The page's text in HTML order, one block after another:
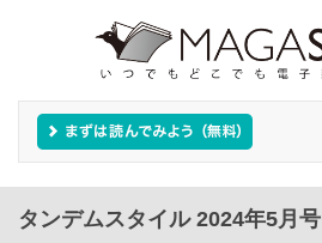
タンデムスタイル 2024年5月号